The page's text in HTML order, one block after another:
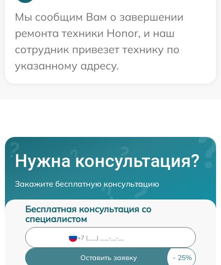
Мы сообщим Вам о завершении
ремонта техники Honor, и наш
сотрудник привезет технику по
указанному адресу.
Нужна консультация?
Закажите бесплатную консультацию
Бесплатная консультация со
специалистом
Оставить заявку